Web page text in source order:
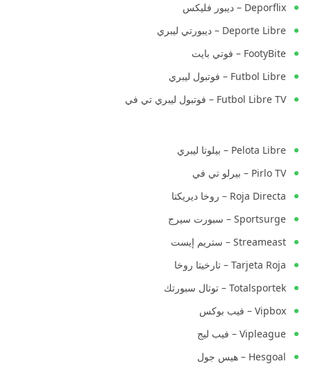
Deporflix – ديبور فليكس
Deporte Libre – ديبورتي ليبري
FootyBite – فوتي بايت
Futbol Libre – فوتبول ليبري
Futbol Libre TV – فوتبول ليبري تي في
Pelota Libre – بيلوتا ليبري
Pirlo TV – بيرلو تي في
Roja Directa – روخا ديريكتا
Sportsurge – سبورت سيرج
Streameast – ستريم إيست
Tarjeta Roja – تارخيتا روخا
Totalsportek – توتال سبورتك
Vipbox – فيب بوكس
Vipleague – فيب ليج
Hesgoal – هيس جول